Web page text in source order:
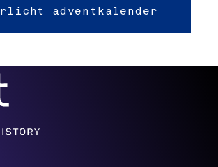
adventkalender